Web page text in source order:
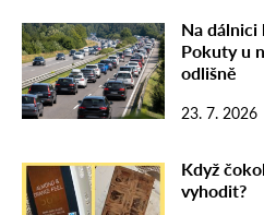
Na dálnici
Pokuty u
odlišně
23. 7. 2026
Když
vyhodit?